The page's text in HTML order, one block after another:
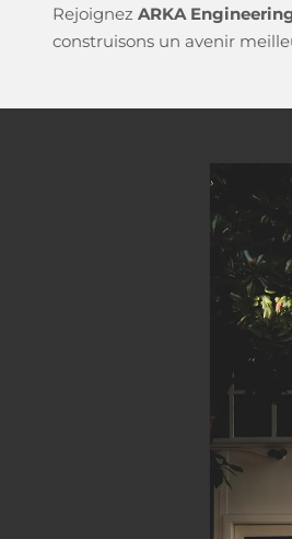
Rejoignez ARKA
construisons un avenir